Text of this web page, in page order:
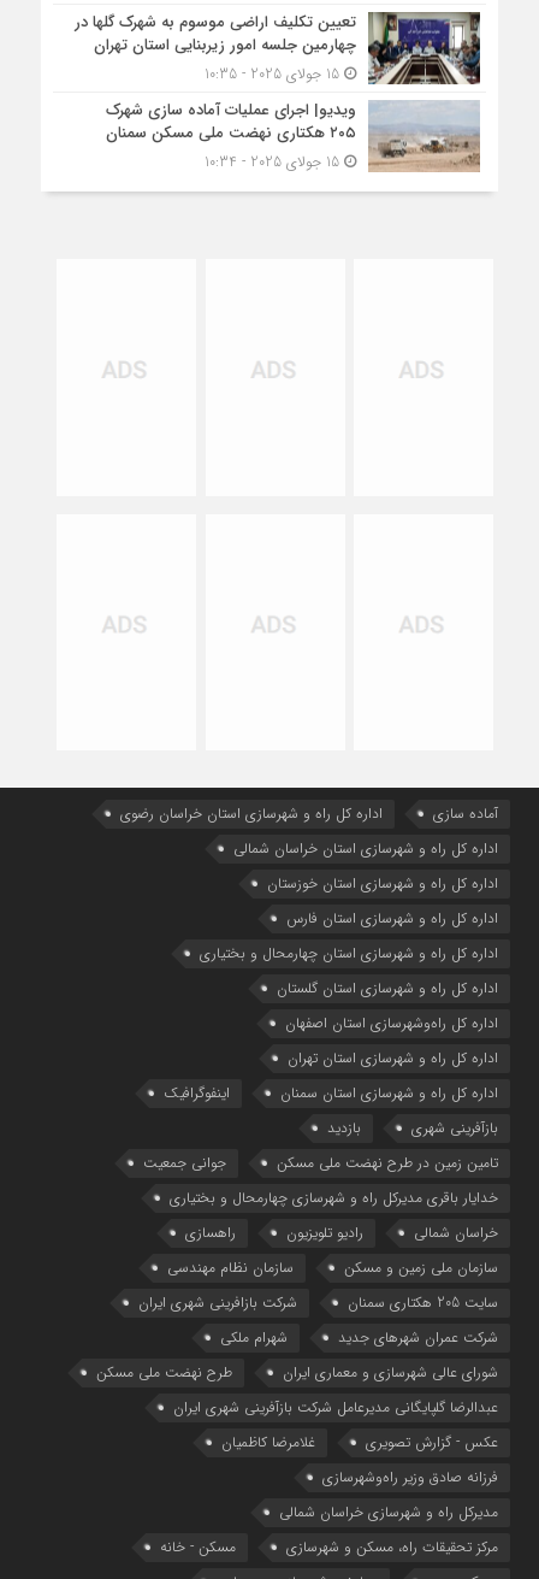
تعیین تکلیف اراضی موسوم به شهرک گلها در
چهارمین جلسه امور زیربنایی استان تهران
15 جولای 2025 - 10:35
ویدیو| اجرای عملیات آماده سازی شهرک
۲۰۵ هکتاری نهضت ملی مسکن سمنان
15 جولای 2025 - 10:34
آماده سازی
اداره كل راه و شهرسازي استان خراسان رضوي
اداره كل راه و شهرسازي استان خراسان شمالي
اداره كل راه و شهرسازي استان خوزستان
اداره كل راه و شهرسازي استان فارس
اداره كل راه و شهرسازي استان چهارمحال و بختياري
اداره كل راه و شهرسازي استان گلستان
اداره كل راه‌و‌شهرسازي استان اصفهان
اداره کل راه و شهرسازی استان تهران
اداره کل راه و شهرسازی استان سمنان
اینفوگرافیک
بازآفرینی شهری
بازدید
تامین زمین در طرح نهضت ملی مسکن
جوانی جمعیت
خدایار باقری مدیرکل راه و شهرسازی چهارمحال و بختیاری
خراسان شمالی
رادیو تلویزیون
راهسازی
سازمان ملی زمین و مسکن
سازمان نظام مهندسی
سایت 205 هکتاری سمنان
شرکت بازافرینی شهری ایران
شرکت عمران شهرهای جدید
شهرام ملکی
شوراي عالي شهرسازی و معماري ايران
طرح نهضت ملی مسکن
عبدالرضا گلپایگانی مدیرعامل شرکت بازآفرینی شهری ایران
عکس - گزارش تصویری
غلامرضا کاظمیان
فرزانه صادق وزیر راه‌وشهرسازی
مدیرکل راه و شهرسازی خراسان شمالی
مرکز تحقیقات راه، مسکن و شهرسازی
مسکن - خانه